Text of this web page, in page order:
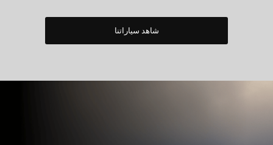
شاهد سياراتنا